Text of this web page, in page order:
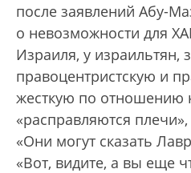
после заявлений Абу-
о невозможности для
Израиля, у
правоцентристскую и
жесткую по отношению
«расправляются
«Они могут сказать
«Вот, видите, а вы еще